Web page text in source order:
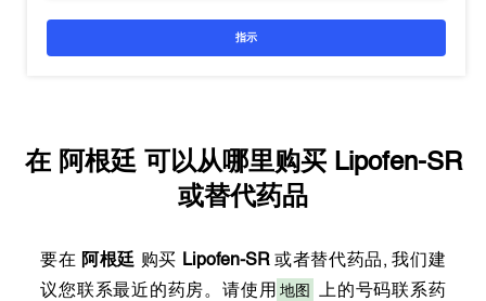
指示
在 阿根廷可以从哪里购买 Lipofen-SR
或替代药品
要在 阿根廷 购买 Lipofen-SR或者替代药品, 我们建
议您联系最近的药房。请使用 地图 上的号码联系药